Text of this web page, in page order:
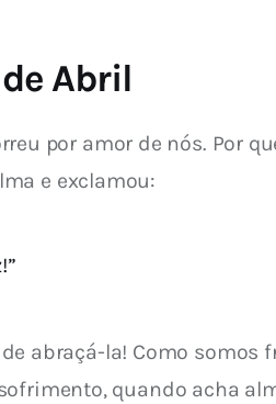
Abril
por amor de nós. Por
e exclamou:
abraçá-la! Como somos
quando acha